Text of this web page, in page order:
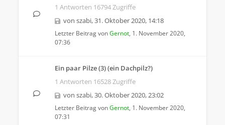
1 Antworten 16794 Zugriffe
von szabi,31. Oktober 2020, 14:18
Letzter Beitrag vonGernot, 1. November 2020,
07:36
Ein paar Pilze (3) (ein Dachpilz?)
1 Antworten 16528 Zugriffe
von szabi,30. Oktober 2020, 23:02
Letzter Beitrag vonGernot, 1. November 2020,
07:31